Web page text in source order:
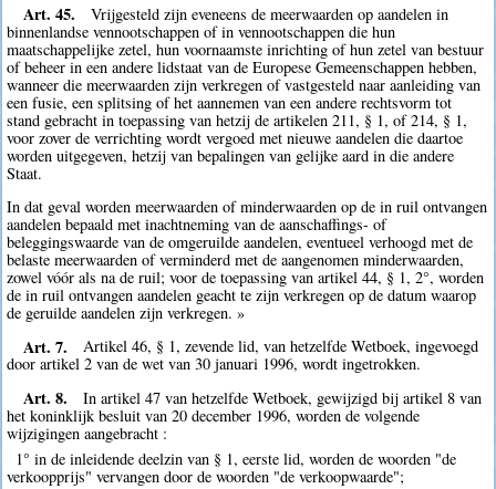
Art. 45.
Vrijgesteld zijn eveneens de meerwaarden op aandelen in
binnenlandse vennootschappen of in vennootschappen die hun
maatschappelijke zetel, hun voornaamste inrichting of hun zetel van bestuur
of beheer in een andere lidstaat van de Europese Gemeenschappen hebben,
wanneer die meerwaarden zijn verkregen of vastgesteld naar aanleiding van
een fusie, een splitsing of het aannemen van een andere rechtsvorm tot
stand gebracht in toepassing van hetzij de artikelen 211, § 1, of 214, § 1,
voor zover de verrichting wordt vergoed met nieuwe aandelen die daartoe
worden uitgegeven, hetzij van bepalingen van gelijke aard in die andere
Staat.
In dat geval worden meerwaarden of minderwaarden op de in ruil ontvangen
aandelen bepaald met inachtneming van de aanschaffings- of
beleggingswaarde van de omgeruilde aandelen, eventueel verhoogd met de
belaste meerwaarden of verminderd met de aangenomen minderwaarden,
zowel vóór als na de ruil; voor de toepassing van artikel 44, § 1, 2°, worden
de in ruil ontvangen aandelen geacht te zijn verkregen op de datum waarop
de geruilde aandelen zijn verkregen. »
Art. 7.
Artikel 46, § 1, zevende lid, van hetzelfde Wetboek, ingevoegd
door artikel 2 van de wet van 30 januari 1996, wordt ingetrokken.
Art. 8.
In artikel 47 van hetzelfde Wetboek, gewijzigd bij artikel 8 van
het koninklijk besluit van 20 december 1996, worden de volgende
wijzigingen aangebracht :
1° in de inleidende deelzin van § 1, eerste lid, worden de woorden "de
verkoopprijs" vervangen door de woorden "de verkoopwaarde";